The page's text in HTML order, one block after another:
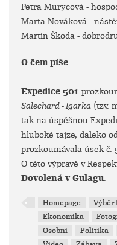
Petra Murycová -
Marta Nováková -
Martin Škoda -
O čem píše
Expedice 501
Salechard - Igarka (tzv.
tak na úspěšnou
hluboké tajze, daleko
prozkoumávala úsek č.
O této výpravě v
Dovolená v Gulagu.
Homepage Výběr
Ekonomika
Osobní
Politika